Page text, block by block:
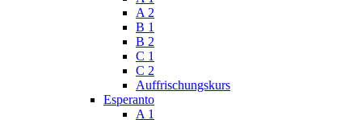
A 2
B 1
B 2
C 1
C 2
Auffrischungskurs
Esperanto
A 1